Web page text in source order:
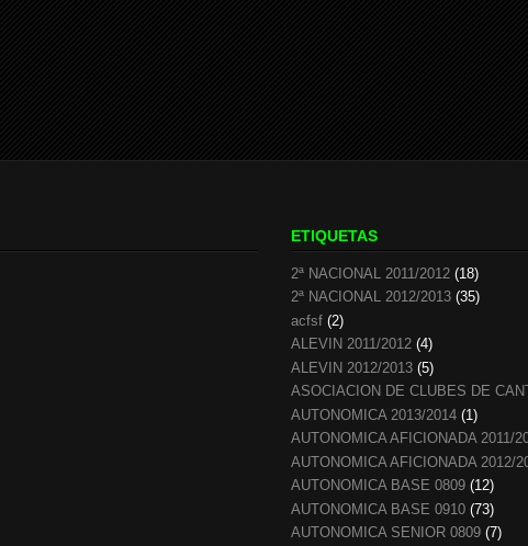
ETIQUETAS
2ª NACIONAL 2011/2012 (18)
2ª NACIONAL 2012/2013 (35)
acfsf (2)
ALEVIN 2011/2012 (4)
ALEVIN 2012/2013 (5)
ASOCIACION DE CLUBES DE
AUTONOMICA 2013/2014 (1)
AUTONOMICA AFICIONADA 2011/
AUTONOMICA AFICIONADA 2012/
AUTONOMICA BASE 0809 (12)
AUTONOMICA BASE 0910 (73)
AUTONOMICA SENIOR 0809 (7)